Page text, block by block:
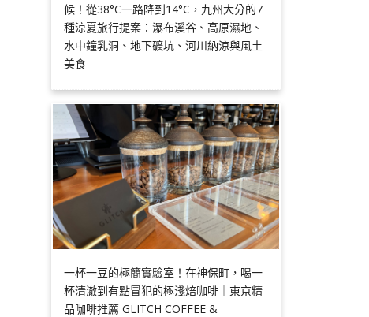
候！從38°C一路降到14°C，九州大分的7
種涼夏旅行提案：瀑布溪谷、高原濕地、
水中鐘乳洞、地下礦坑、河川納涼與風土
美食
一杯一豆的極簡實驗室！在神保町，喝一
杯清澈到有點冒犯的極淺焙咖啡｜東京精
品咖啡推薦 GLITCH COFFEE &